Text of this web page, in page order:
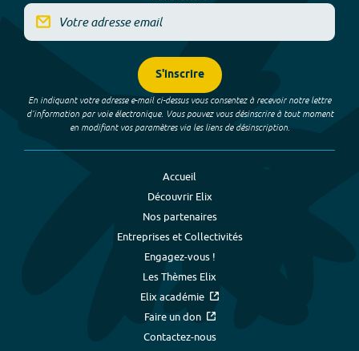
S'inscrire
En indiquant votre adresse e-mail ci-dessus vous consentez à recevoir notre lettre
d’information par voie électronique. Vous pouvez vous désinscrire à tout moment
en modifiant vos paramètres via les liens de désinscription.
Accueil
Découvrir Elix
Nos partenaires
Entreprises et Collectivités
Engagez-vous !
Les Thèmes Elix
Elix académie
Faire un don
Contactez-nous